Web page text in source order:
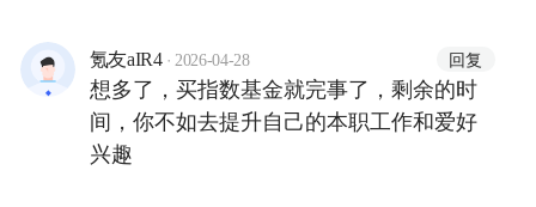
氪友aIR4 · 2026-04-28 回复
想多了，买指数基金就完事了，剩余的时
间，你不如去提升自己的本职工作和爱好
兴趣